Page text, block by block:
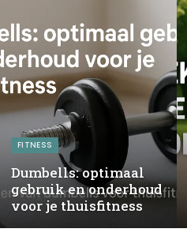
FITNESS
Dumbells: optimaal
gebruik en onderhoud
voor je thuisfitness